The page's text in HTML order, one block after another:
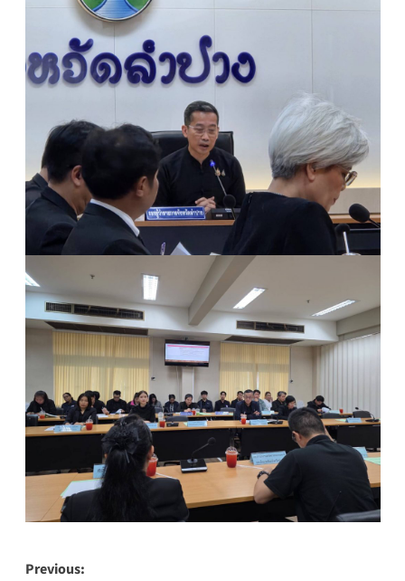
Post
Previous: